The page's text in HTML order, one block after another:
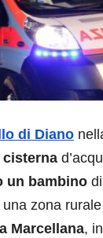
di Diano
cisterna
un bambino
una zona
Marcellana,